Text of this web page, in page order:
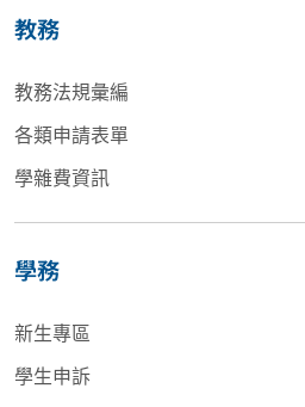
教務
教務法規彙編
各類申請表單
學雜費資訊
學務
新生專區
學生申訴